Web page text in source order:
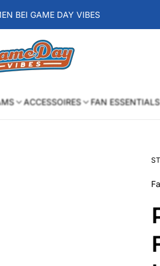
BEI GAME DAY VIBES
Laden-
Logo
ACCESSOIRES FAN ESSENTIALS